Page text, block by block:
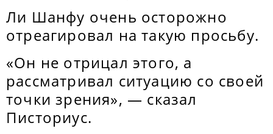
Ли Шанфу очень осторожно
отреагировал на такую просьбу.
«Он не отрицал этого, а
рассматривал ситуацию со своей
точки зрения», — сказал
Писториус.